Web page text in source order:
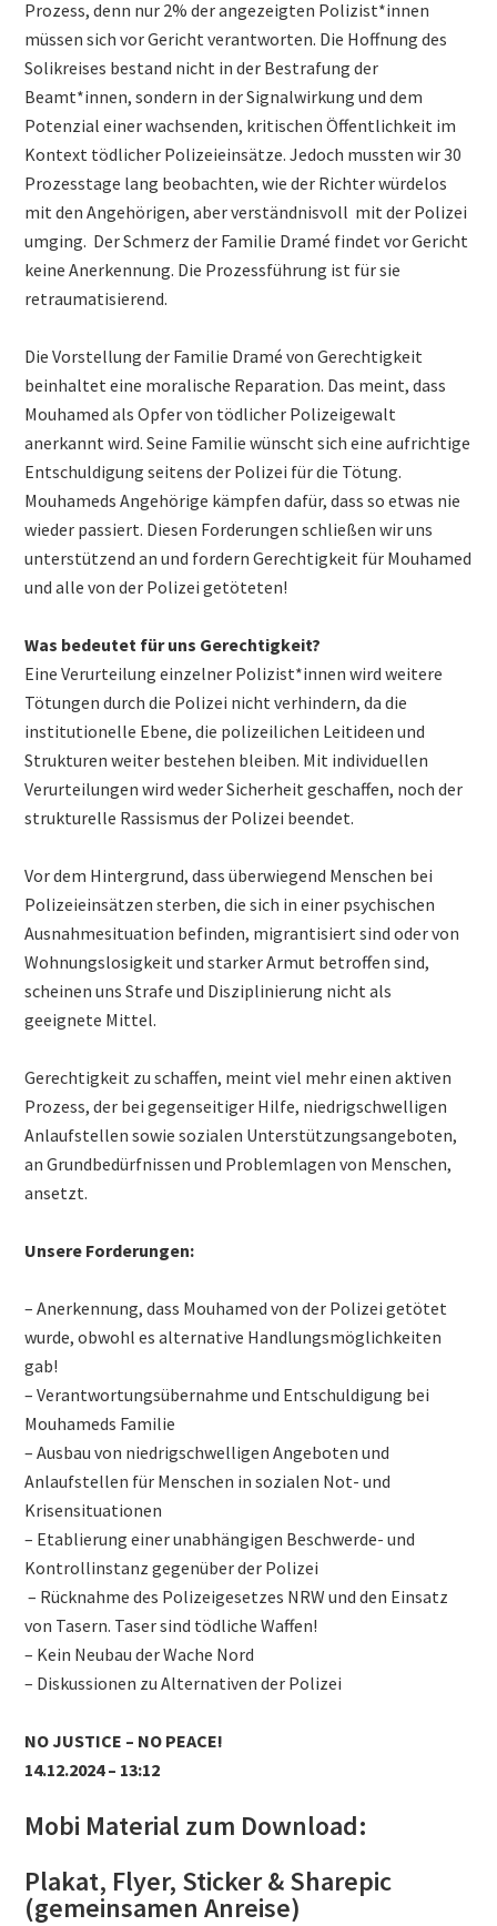
Prozess, denn nur 2% der angezeigten Polizist*innen
müssen sich vor Gericht verantworten. Die Hoffnung des
Solikreises bestand nicht in der Bestrafung der
Beamt*innen, sondern in der Signalwirkung und dem
Potenzial einer wachsenden, kritischen Öffentlichkeit im
Kontext tödlicher Polizeieinsätze. Jedoch mussten wir 30
Prozesstage lang beobachten, wie der Richter würdelos
mit den Angehörigen, aber verständnisvoll mit der Polizei
umging. Der Schmerz der Familie Dramé findet vor Gericht
keine Anerkennung. Die Prozessführung ist für sie
retraumatisierend.
Die Vorstellung der Familie Dramé von Gerechtigkeit
beinhaltet eine moralische Reparation. Das meint, dass
Mouhamed als Opfer von tödlicher Polizeigewalt
anerkannt wird. Seine Familie wünscht sich eine aufrichtige
Entschuldigung seitens der Polizei für die Tötung.
Mouhameds Angehörige kämpfen dafür, dass so etwas nie
wieder passiert. Diesen Forderungen schließen wir uns
unterstützend an und fordern Gerechtigkeit für Mouhamed
und alle von der Polizei getöteten!
Was bedeutet für uns Gerechtigkeit?
Eine Verurteilung einzelner Polizist*innen wird weitere
Tötungen durch die Polizei nicht verhindern, da die
institutionelle Ebene, die polizeilichen Leitideen und
Strukturen weiter bestehen bleiben. Mit individuellen
Verurteilungen wird weder Sicherheit geschaffen, noch der
strukturelle Rassismus der Polizei beendet.
Vor dem Hintergrund, dass überwiegend Menschen bei
Polizeieinsätzen sterben, die sich in einer psychischen
Ausnahmesituation befinden, migrantisiert sind oder von
Wohnungslosigkeit und starker Armut betroffen sind,
scheinen uns Strafe und Disziplinierung nicht als
geeignete Mittel.
Gerechtigkeit zu schaffen, meint viel mehr einen aktiven
Prozess, der bei gegenseitiger Hilfe, niedrigschwelligen
Anlaufstellen sowie sozialen Unterstützungsangeboten,
an Grundbedürfnissen und Problemlagen von Menschen,
ansetzt.
Unsere Forderungen:
– Anerkennung, dass Mouhamed von der Polizei getötet
wurde, obwohl es alternative Handlungsmöglichkeiten
gab!
– Verantwortungsübernahme und Entschuldigung bei
Mouhameds Familie
– Ausbau von niedrigschwelligen Angeboten und
Anlaufstellen für Menschen in sozialen Not- und
Krisensituationen
– Etablierung einer unabhängigen Beschwerde- und
Kontrollinstanz gegenüber der Polizei
– Rücknahme des Polizeigesetzes NRW und den Einsatz
von Tasern. Taser sind tödliche Waffen!
– Kein Neubau der Wache Nord
– Diskussionen zu Alternativen der Polizei
NO JUSTICE – NO PEACE!
14.12.2024 – 13:12
Mobi Material zum Download:
Plakat, Flyer, Sticker & Sharepic
(gemeinsamen Anreise)